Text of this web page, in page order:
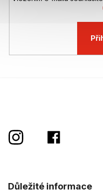
Důležité informace